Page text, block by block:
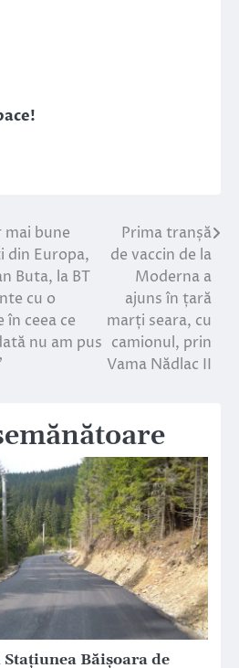
mai bune
din Europa,
Buta, la BT
cu o
ceea ce
nu am pus
Prima tranșă
de vaccin de la
Moderna a
ajuns în țară
marți seara, cu
camionul, prin
Vama Nădlac II
Băişoara de